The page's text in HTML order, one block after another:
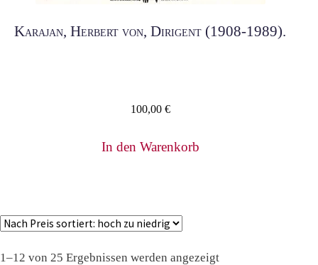
Karajan, Herbert von, Dirigent (1908-1989).
100,00 €
In den Warenkorb
1–12 von 25 Ergebnissen werden angezeigtNach